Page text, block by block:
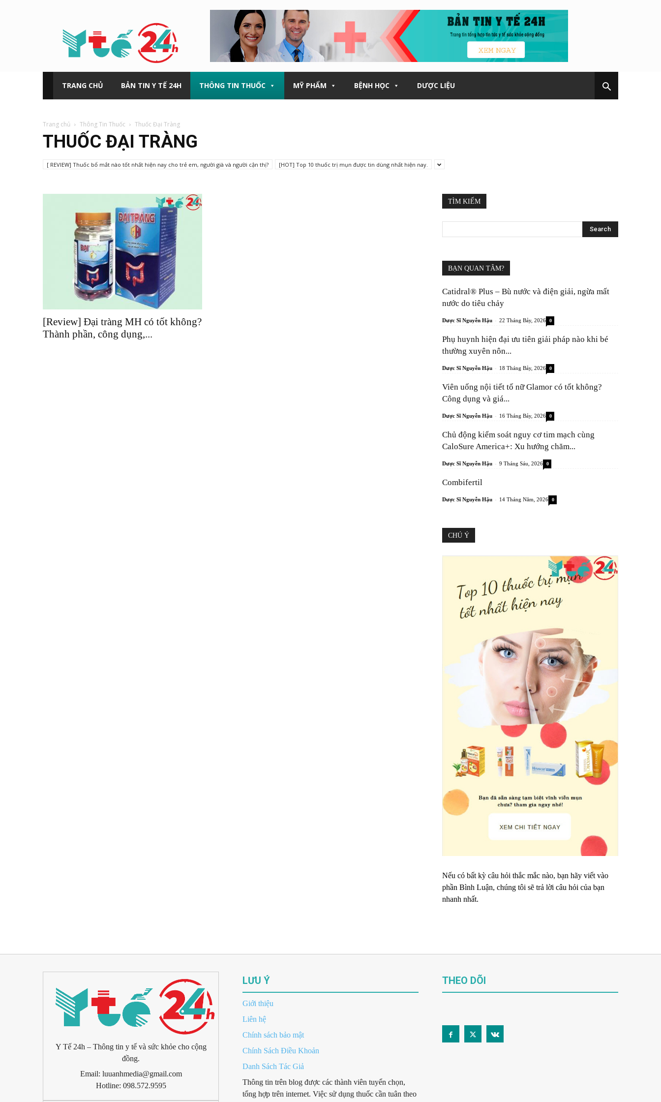
tế
24h
TRANG CHỦ BẢN TIN Y TẾ 24H THÔNG TIN THUỐC MỸ PHẨM BỆNH HỌC DƯỢC LIỆU
Trang chủ Thông Tin Thuốc Thuốc Đại Tràng
THUỐC ĐẠI TRÀNG
[ REVIEW] Thuốc bổ mắt nào tốt nhất hiện nay cho trẻ em, người già và người cận thị? [HOT] Top 10 thuốc trị mụn được tin dùng nhất hiện nay.
[Review] Đại tràng MH có tốt không?
Thành phần, công dụng,...
TÌM KIẾM
BẠN QUAN TÂM?
Catidral® Plus – Bù nước và điện giải, ngừa mất
nước do tiêu chảy
Dược Sĩ Nguyễn Hậu - 22 Tháng Bảy, 2026 0
Phụ huynh hiện đại ưu tiên giải pháp nào khi bé
thường xuyên nôn...
Dược Sĩ Nguyễn Hậu - 18 Tháng Bảy, 2026 0
Viên uống nội tiết tố nữ Glamor có tốt không?
Công dụng và giá...
Dược Sĩ Nguyễn Hậu - 16 Tháng Bảy, 2026 0
Chủ động kiểm soát nguy cơ tim mạch cùng
CaloSure America+: Xu hướng chăm...
Dược Sĩ Nguyễn Hậu - 9 Tháng Sáu, 2026 0
Combifertil
Dược Sĩ Nguyễn Hậu - 14 Tháng Năm, 2026 0
CHÚ Ý
Nếu có bất kỳ câu hỏi thắc mắc nào, bạn hãy viết vào
phần Bình Luận, chúng tôi sẽ trả lời câu hỏi của bạn
nhanh nhất.
Y Tế 24h – Thông tin y tế và sức khỏe cho cộng
đồng.
Email: luuanhmedia@gmail.com
Hotline: 098.572.9595
LƯU Ý
Giới thiệu
Liên hệ
Chính sách bảo mật
Chính Sách Điều Khoản
Danh Sách Tác Giả
Thông tin trên blog được các thành viên tuyển chọn,
tổng hợp trên internet. Việc sử dụng thuốc cần tuân theo
THEO DÕI